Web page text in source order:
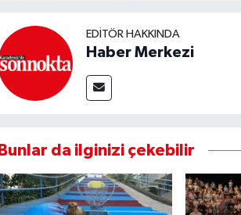
EDITÖR HAKKINDA
Haber Merkezi
Bunlar da ilginizi çekebilir